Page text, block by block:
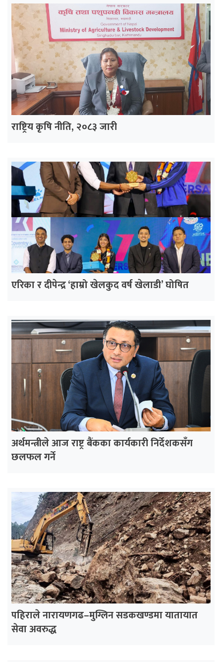
राष्ट्रिय कृषि नीति, २०८३ जारी
एरिका र दीपेन्द्र ‘हाम्रो खेलकुद वर्ष खेलाडी’ घोषित
अर्थमन्त्रीले आज राष्ट्र बैंकका कार्यकारी निर्देशकसँग
छलफल गर्ने
पहिराले नारायणगढ–मुग्लिन सडकखण्डमा यातायात
सेवा अवरुद्ध